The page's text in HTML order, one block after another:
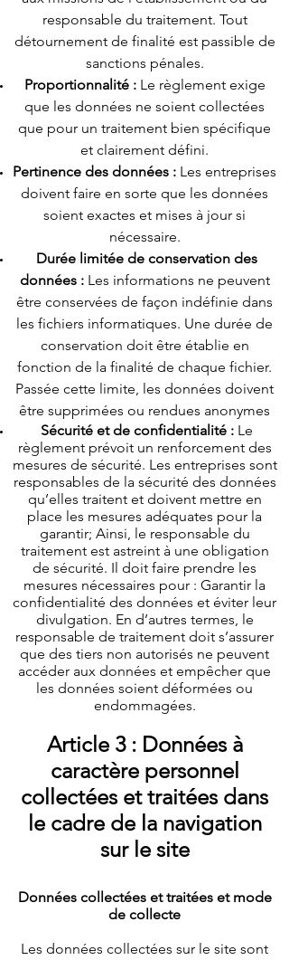
responsable du traitement. Tout
détournement de finalité est passible de
sanctions pénales.
Proportionnalité : Le règlement exige
que les données ne soient collectées
que pour un traitement bien spécifique
et clairement défini.
Pertinence des données : Les entreprises
doivent faire en sorte que les données
soient exactes et mises à jour si
nécessaire.
Durée limitée de conservation des
données : Les informations ne peuvent
être conservées de façon indéfinie dans
les fichiers informatiques. Une durée de
conservation doit être établie en
fonction de la finalité de chaque fichier.
Passée cette limite, les données doivent
être supprimées ou rendues anonymes
Sécurité et de confidentialité : Le
règlement prévoit un renforcement des
mesures de sécurité. Les entreprises sont
responsables de la sécurité des données
qu’elles traitent et doivent mettre en
place les mesures adéquates pour la
garantir; Ainsi, le responsable du
traitement est astreint à une obligation
de sécurité. Il doit faire prendre les
mesures nécessaires pour : Garantir la
confidentialité des données et éviter leur
divulgation. En d’autres termes, le
responsable de traitement doit s’assurer
que des tiers non autorisés ne peuvent
accéder aux données et empêcher que
les données soient déformées ou
endommagées.
Article 3 : Données à
caractère personnel
collectées et traitées dans
le cadre de la navigation
sur le site
Données collectées et traitées et mode
de collecte
Les données collectées sur le site sont